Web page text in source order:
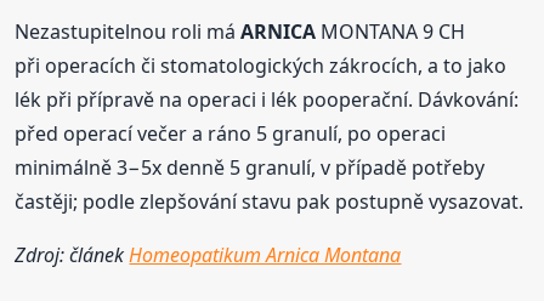
Nezastupitelnou roli máARNICA MONTANA 9 CH
při operacích či stomatologických zákrocích, a to jako
lék při přípravě na operaci i lék pooperační. Dávkování:
před operací večer a ráno 5 granulí, po operaci
minimálně 3−5x denně 5 granulí, v případě potřeby
častěji; podle zlepšování stavu pak postupně vysazovat.
Zdroj: článekHomeopatikum Arnica Montana